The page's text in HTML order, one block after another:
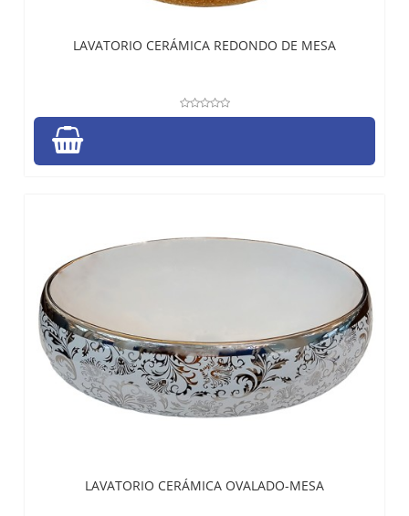
LAVATORIO CERÁMICA REDONDO DE MESA
LAVATORIO CERÁMICA OVALADO-MESA